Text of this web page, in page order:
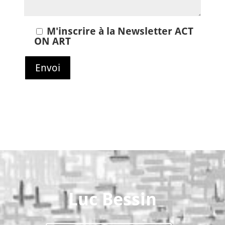
M'inscrire à la Newsletter ACT
ON ART
Luc Bessin